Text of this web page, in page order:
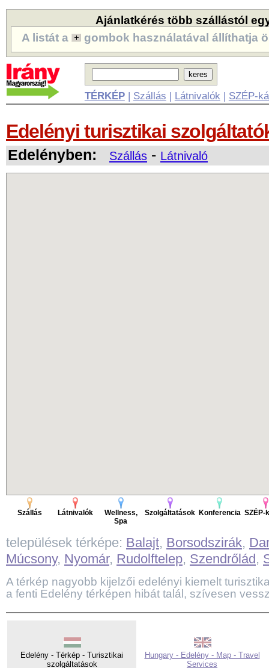
Ajánlatkérés több szállástól
A listát a
gombok használatával állíthatja
TÉRKÉP| Szállás | Látnivalók | SZÉP-
Edelényi turisztikai
Edelényben: Szállás - Látnivaló
Szállás Látnivalók
Wellness,
Spa
Szolgáltatások Konferencia SZÉP-
települések térképe: Balajt, Borsodszirák,
Múcsony, Nyomár, Rudolftelep, Szendrőlád,
A térkép nagyobb kijelzői edelényi kiemelt
a fenti Edelény térképen hibát talál, szívesen
Edelény - Térkép - Turisztikai
szolgáltatások
Hungary - Edelény - Map - Travel
Services